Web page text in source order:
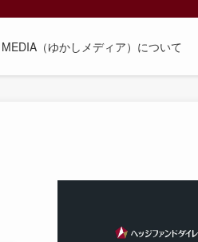
（ゆかしメディア）について